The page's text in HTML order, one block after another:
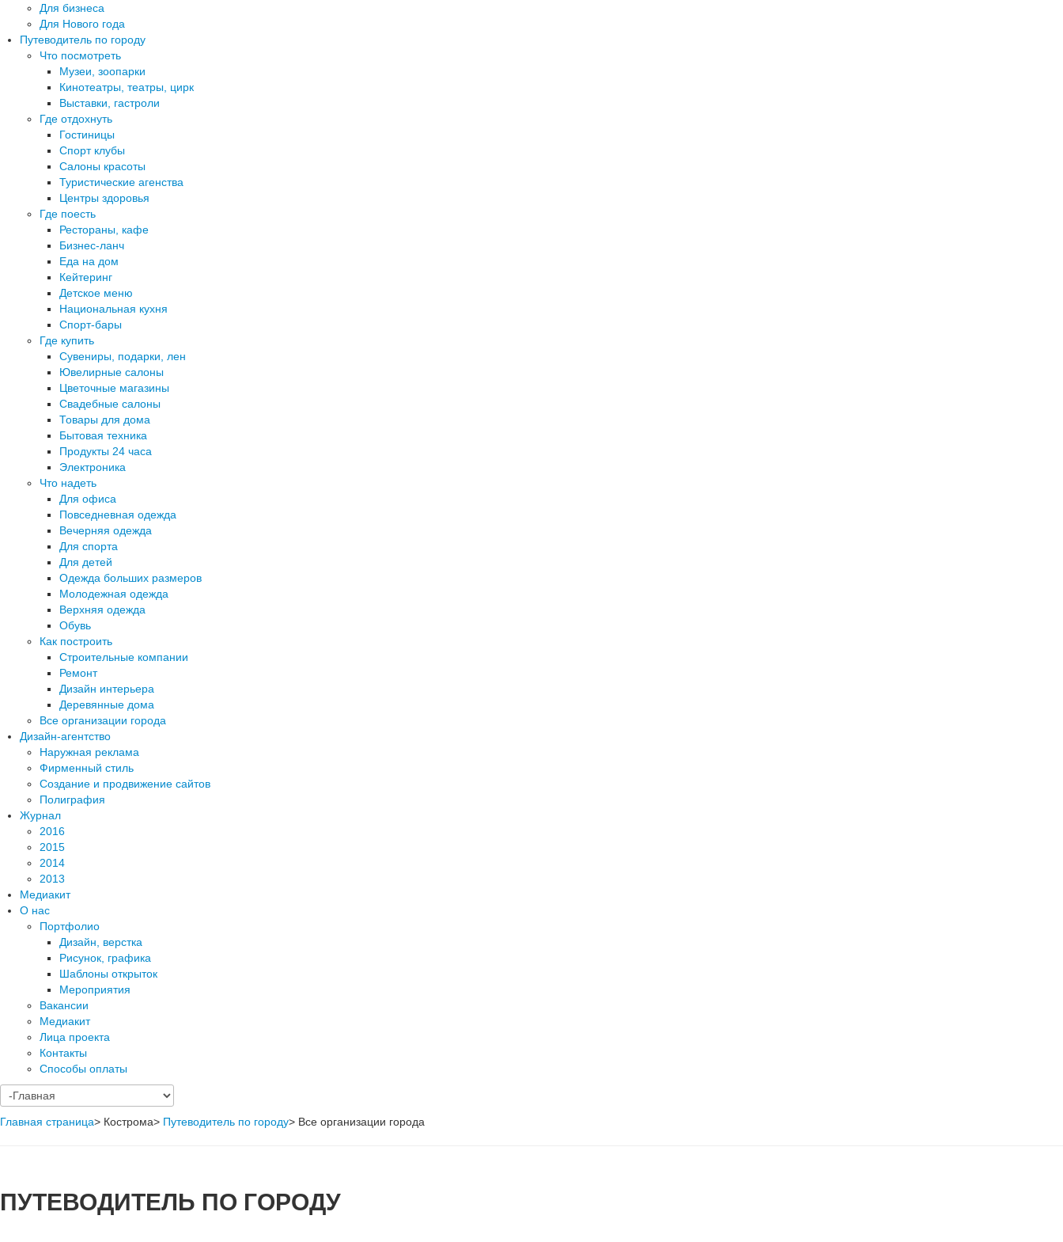
Для бизнеса
Для Нового года
Путеводитель по городу
Что посмотреть
Музеи, зоопарки
Кинотеатры, театры, цирк
Выставки, гастроли
Где отдохнуть
Гостиницы
Спорт клубы
Салоны красоты
Туристические агенства
Центры здоровья
Где поесть
Рестораны, кафе
Бизнес-ланч
Еда на дом
Кейтеринг
Детское меню
Национальная кухня
Спорт-бары
Где купить
Сувениры, подарки, лен
Ювелирные салоны
Цветочные магазины
Свадебные салоны
Товары для дома
Бытовая техника
Продукты 24 часа
Электроника
Что надеть
Для офиса
Повседневная одежда
Вечерняя одежда
Для спорта
Для детей
Одежда больших размеров
Молодежная одежда
Верхняя одежда
Обувь
Как построить
Строительные компании
Ремонт
Дизайн интерьера
Деревянные дома
Все организации города
Дизайн-агентство
Наружная реклама
Фирменный стиль
Создание и продвижение сайтов
Полиграфия
Журнал
2016
2015
2014
2013
Медиакит
О нас
Портфолио
Дизайн, верстка
Рисунок, графика
Шаблоны открыток
Мероприятия
Вакансии
Медиакит
Лица проекта
Контакты
Способы оплаты
Главная страница> Кострома> Путеводитель по городу> Все организации города
ПУТЕВОДИТЕЛЬ ПО ГОРОДУ